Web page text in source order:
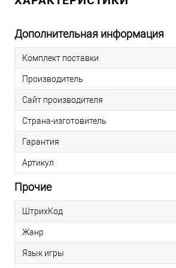
Дополнительная информация
Комплект поставки
Производитель
Сайт производителя
Страна-изготовитель
Гарантия
Артикул
Прочие
ШтрихКод
Жанр
Язык игры